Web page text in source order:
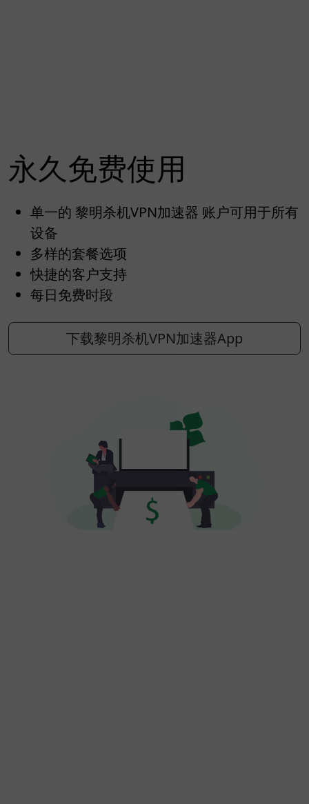
永久免费使用
单一的 黎明杀机VPN加速器 账户可用于所有
设备
多样的套餐选项
快捷的客户支持
每日免费时段
下载黎明杀机VPN加速器App